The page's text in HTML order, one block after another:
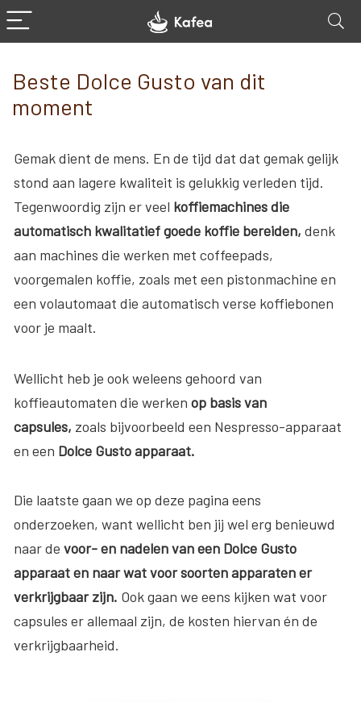
Beste Dolce Gusto van dit
moment
Gemak dient de mens. En de tijd dat dat gemak gelijk
stond aan lagere kwaliteit is gelukkig verleden tijd.
Tegenwoordig zijn er veel koffiemachines die
automatisch kwalitatief goede koffie bereiden, denk
aan machines die werken met coffeepads,
voorgemalen koffie, zoals met een pistonmachine en
een volautomaat die automatisch verse koffiebonen
voor je maalt.
Wellicht heb je ook weleens gehoord van
koffieautomaten die werken op basis van
capsules, zoals bijvoorbeeld een Nespresso-apparaat
en een Dolce Gusto apparaat.
Die laatste gaan we op deze pagina eens
onderzoeken, want wellicht ben jij wel erg benieuwd
naar de voor- en nadelen van een Dolce Gusto
apparaat en naar wat voor soorten apparaten er
verkrijgbaar zijn. Ook gaan we eens kijken wat voor
capsules er allemaal zijn, de kosten hiervan én de
verkrijgbaarheid.